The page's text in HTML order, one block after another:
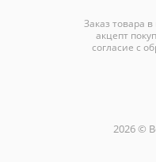
Заказ товара
акцепт
согласие с
2026 ©